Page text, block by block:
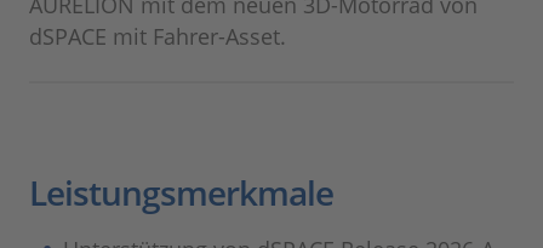
dSPACE mit Fahrer-Asset.
Leistungsmerkmale